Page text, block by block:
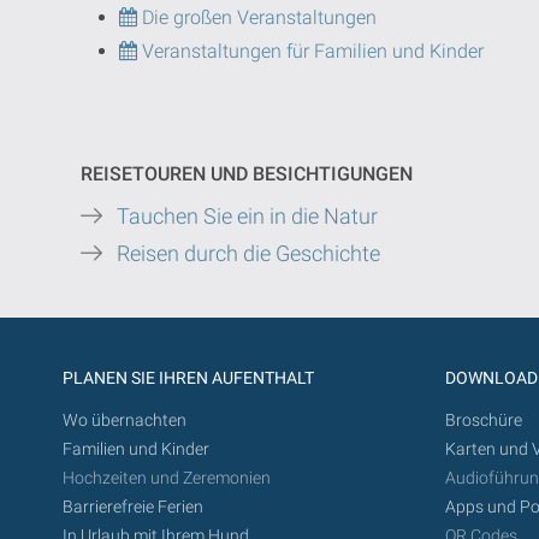
Die großen Veranstaltungen
Veranstaltungen für Familien und Kinder
REISETOUREN UND BESICHTIGUNGEN
Tauchen Sie ein in die Natur
Reisen durch die Geschichte
PLANEN SIE IHREN AUFENTHALT
Wo übernachten
Familien und Kinder
Hochzeiten und Zeremonien
Barrierefreie Ferien
DOWNLOAD
Broschüre
Karten und
Apps und